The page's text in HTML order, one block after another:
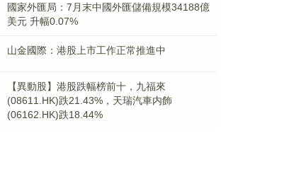
國家外匯局：7月末中國外匯儲備規模34188億
美元 升幅0.07%
山金國際：港股上市工作正常推進中
【異動股】港股跌幅榜前十，九福來
(08611.HK)跌21.43%，天瑞汽車内飾
(06162.HK)跌18.44%